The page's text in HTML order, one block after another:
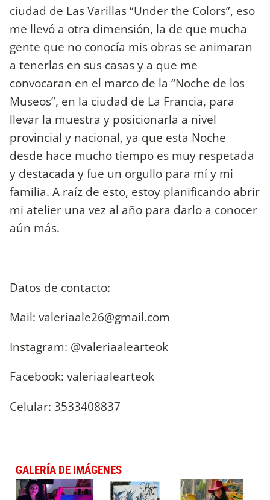
ciudad de Las Varillas “Under the Colors”, eso
me llevó a otra dimensión, la de que mucha
gente que no conocía mis obras se animaran
a tenerlas en sus casas y a que me
convocaran en el marco de la “Noche de los
Museos”, en la ciudad de La Francia, para
llevar la muestra y posicionarla a nivel
provincial y nacional, ya que esta Noche
desde hace mucho tiempo es muy respetada
y destacada y fue un orgullo para mí y mi
familia. A raíz de esto, estoy planificando abrir
mi atelier una vez al año para darlo a conocer
aún más.
Datos de contacto:
Mail: valeriaale26@gmail.com
Instagram: @valeriaalearteok
Facebook: valeriaalearteok
Celular: 3533408837
GALERÍA DE IMÁGENES